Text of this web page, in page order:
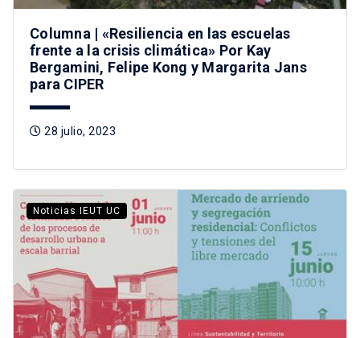
Columna | «Resiliencia en las escuelas
frente a la crisis climática» Por Kay
Bergamini, Felipe Kong y Margarita Jans
para CIPER
28 julio, 2023
Noticias IEUT UC